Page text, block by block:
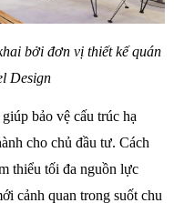
bởi đơn vị thiết kế quán
Design
bảo vệ cấu trúc hạ
cho chủ đầu tư. Cách
thiểu tối đa nguồn lực
cảnh quan trong suốt chu